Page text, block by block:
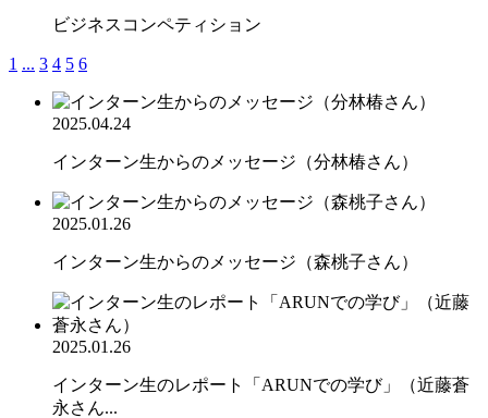
ビジネスコンペティション
1 ... 3 4 5 6
2025.04.24
インターン生からのメッセージ（分林椿さん）
2025.01.26
インターン生からのメッセージ（森桃子さん）
2025.01.26
インターン生のレポート「ARUNでの学び」（近藤蒼
永さん...